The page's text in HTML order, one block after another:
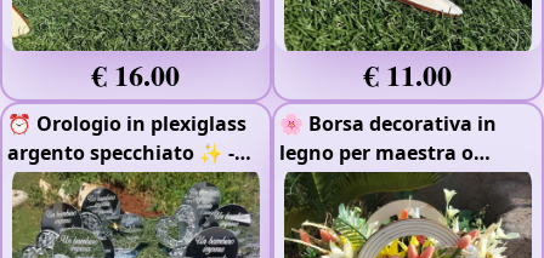
€ 16.00 € 11.00
⏰ Orologio in plexiglass
argento specchiato ✨ -
Plexiglass Argento
Specchiato
🌸 Borsa decorativa in
legno per maestra o
rappresentante ✨